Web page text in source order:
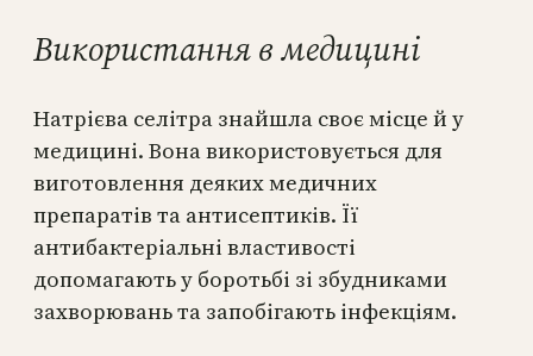
Використання в медицині
Натрієва селітра знайшла своє місце й у
медицині. Вона використовується для
виготовлення деяких медичних
препаратів та антисептиків. Її
антибактеріальні властивості
допомагають у боротьбі зі збудниками
захворювань та запобігають інфекціям.